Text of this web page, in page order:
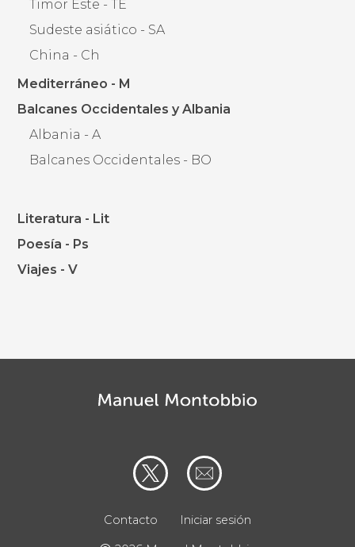
Timor Este - TE
Sudeste asiático - SA
China - Ch
Mediterráneo - M
Balcanes Occidentales y Albania
Albania - A
Balcanes Occidentales - BO
Literatura - Lit
Poesía - Ps
Viajes - V
Contacto Iniciar sesión